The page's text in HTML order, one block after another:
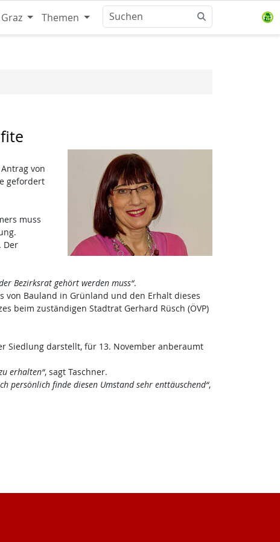
Themen
von
gefordert
muss
Der
Bezirksrat gehört werden muss“.
von Bauland in Grünland und den Erhalt dieses
beim zuständigen Stadtrat Gerhard Rüsch (ÖVP)
Siedlung darstellt, für 13. November anberaumt
erhalten“, sagt Taschner.
persönlich finde diesen Umstand sehr enttäuschend“,